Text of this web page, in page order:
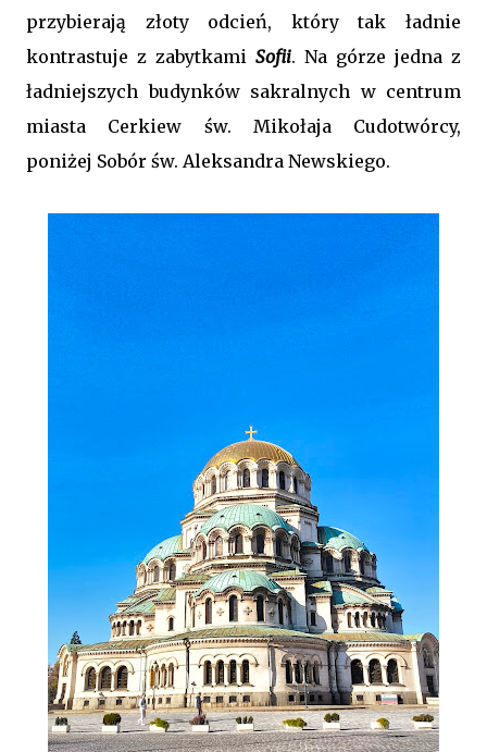
przybierają złoty odcień, który tak ładnie
kontrastuje z zabytkami Sofii. Na górze jedna z
ładniejszych budynków sakralnych w centrum
miasta Cerkiew św. Mikołaja Cudotwórcy,
poniżej Sobór św. Aleksandra Newskiego.